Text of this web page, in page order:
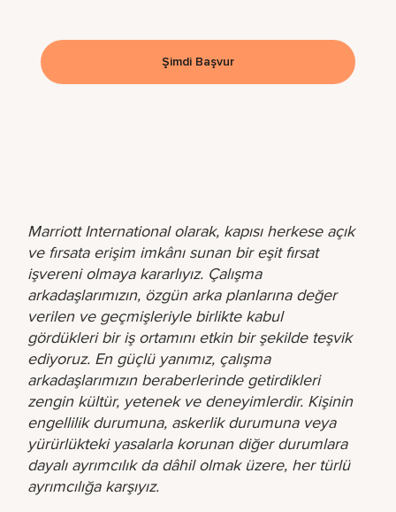
Marriott International olarak, kapısı herkese açık
ve fırsata erişim imkânı sunan bir eşit fırsat
işvereni olmaya kararlıyız. Çalışma
arkadaşlarımızın, özgün arka planlarına değer
verilen ve geçmişleriyle birlikte kabul
gördükleri bir iş ortamını etkin bir şekilde teşvik
ediyoruz. En güçlü yanımız, çalışma
arkadaşlarımızın beraberlerinde getirdikleri
zengin kültür, yetenek ve deneyimlerdir. Kişinin
engellilik durumuna, askerlik durumuna veya
yürürlükteki yasalarla korunan diğer durumlara
dayalı ayrımcılık da dâhil olmak üzere, her türlü
ayrımcılığa karşıyız.
Şimdi Başvur